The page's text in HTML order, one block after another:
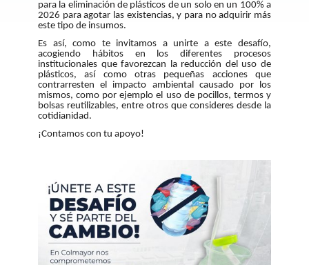
para la eliminación de plásticos de un solo en un 100% a
2026 para agotar las existencias, y para no adquirir más
este tipo de insumos.
Es así, como te invitamos a unirte a este desafío,
acogiendo hábitos en los diferentes procesos
institucionales que favorezcan la reducción del uso de
plásticos, así como otras pequeñas acciones que
contrarresten el impacto ambiental causado por los
mismos, como por ejemplo el uso de pocillos, termos y
bolsas reutilizables, entre otros que consideres desde la
cotidianidad.
¡Contamos con tu apoyo!